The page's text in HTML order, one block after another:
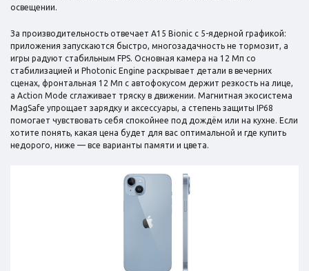
освещении.
За производительность отвечает A15 Bionic с 5-ядерной графикой:
приложения запускаются быстро, многозадачность не тормозит, а
игры радуют стабильным FPS. Основная камера на 12 Мп со
стабилизацией и Photonic Engine раскрывает детали в вечерних
сценах, фронтальная 12 Мп с автофокусом держит резкость на лице,
а Action Mode сглаживает тряску в движении. Магнитная экосистема
MagSafe упрощает зарядку и аксессуары, а степень защиты IP68
помогает чувствовать себя спокойнее под дождём или на кухне. Если
хотите понять, какая цена будет для вас оптимальной и где купить
недорого, ниже — все варианты памяти и цвета.